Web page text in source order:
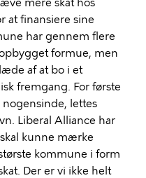
mere skat hos
at finansiere sine
har gennem flere
formue, men
af at bo i et
fremgang. For første
lettes
Liberal Alliance har
kunne mærke
kommune i form
Der er vi ikke helt